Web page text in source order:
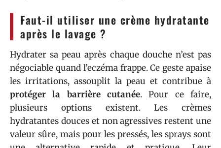
Faut-il utiliser une crème hydratante
après le lavage ?
Hydrater sa peau après chaque douche n’est pas
négociable quand l’eczéma frappe. Ce geste apaise
les irritations, assouplit la peau et contribue à
protéger la barrière cutanée. Pour ce faire,
plusieurs options existent. Les crèmes
hydratantes douces et non agressives restent une
valeur sûre, mais pour les pressés, les sprays sont